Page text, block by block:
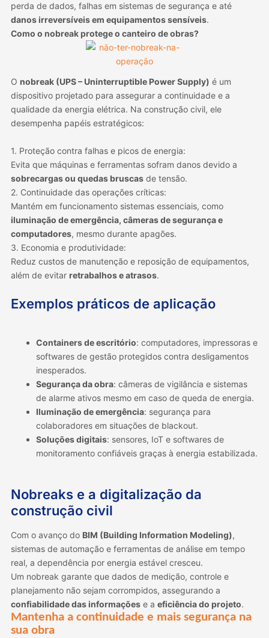
perda de dados, falhas em sistemas de segurança e até
danos irreversíveis em equipamentos sensíveis.
Como o nobreak protege o canteiro de obras?
O nobreak (UPS – Uninterruptible Power Supply) é um
dispositivo projetado para assegurar a continuidade e a
qualidade da energia elétrica. Na construção civil, ele
desempenha papéis estratégicos:
1. Proteção contra falhas e picos de energia:
Evita que máquinas e ferramentas sofram danos devido a
sobrecargas ou quedas bruscasde tensão.
2. Continuidade das operações críticas:
Mantém em funcionamento sistemas essenciais, como
iluminação de emergência, câmeras de segurança e
computadores, mesmo durante apagões.
3. Economia e produtividade:
Reduz custos de manutenção e reposição de equipamentos,
além de evitar retrabalhos e atrasos.
Exemplos práticos de aplicação
Containers de escritório: computadores, impressoras e
softwares de gestão protegidos contra desligamentos
inesperados.
Segurança da obra: câmeras de vigilância e sistemas
de alarme ativos mesmo em caso de queda de energia.
Iluminação de emergência: segurança para
colaboradores em situações de blackout.
Soluções digitais: sensores, IoT e softwares de
monitoramento confiáveis graças à energia estabilizada.
Nobreaks e a digitalização da
construção civil
Com o avanço do BIM (Building Information Modeling),
sistemas de automação e ferramentas de análise em tempo
real, a dependência por energia estável cresceu.
Um nobreak garante que dados de medição, controle e
planejamento não sejam corrompidos, assegurando a
confiabilidade das informaçõese a eficiência do projeto.
Mantenha a continuidade e mais segurança na
sua obra